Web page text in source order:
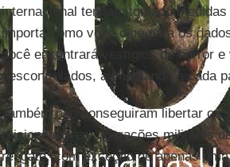
internacional tenham tomado
importa como você olhe para os
você encontrará vestígios de horror
descontrolados, aumentando a cada
Também não conseguiram libertar os
prisioneiros em operações militares
resgate, com exceção de apenas